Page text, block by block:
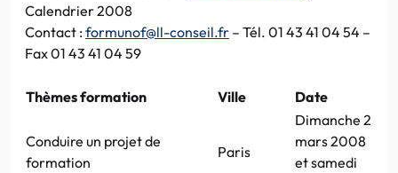
Calendrier 2008
Contact :formunof@ll-conseil.fr – Tél. 01 43 41 04 54 –
Fax 01 43 41 04 59
Thèmes formation Ville Date
Conduire un projet de
formation
Paris
Dimanche 2
mars 2008
et samedi